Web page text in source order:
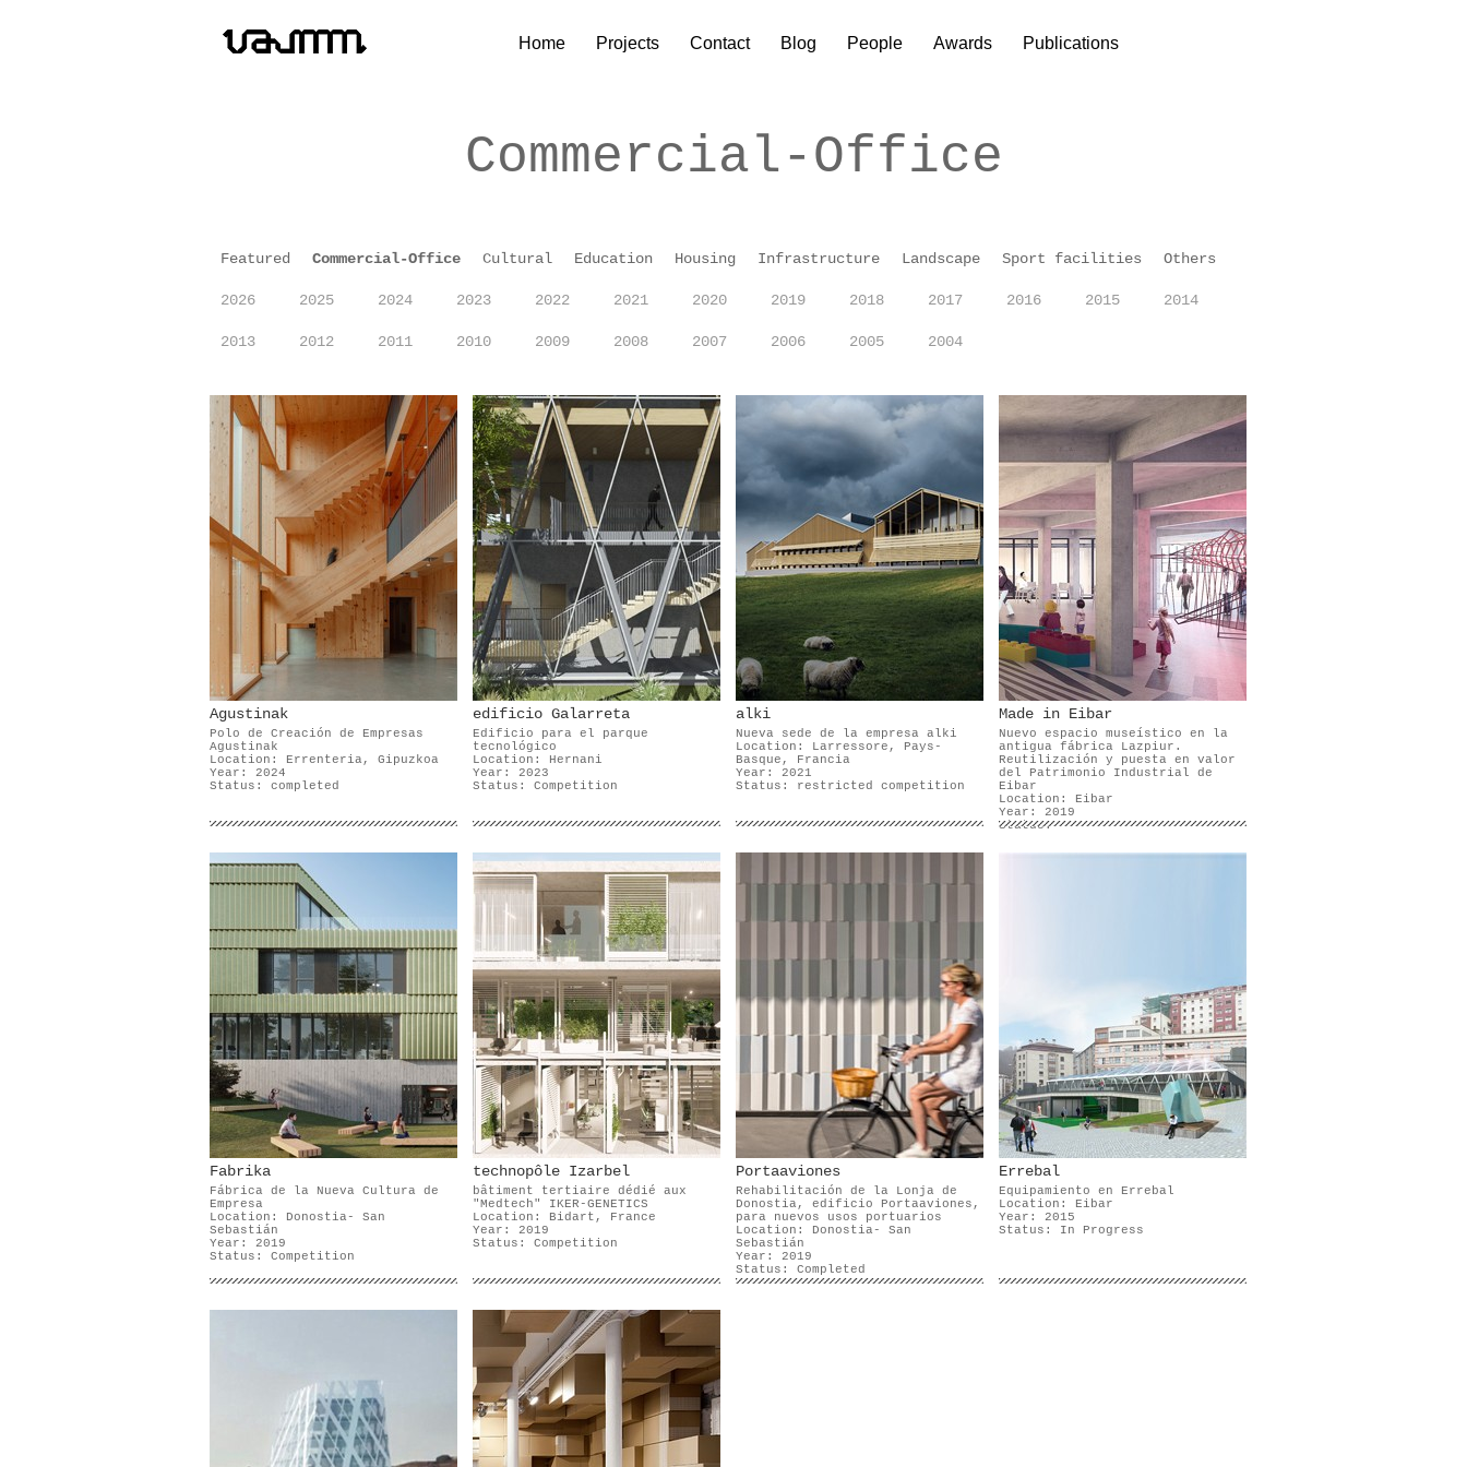
Home Projects Contact Blog People Awards Publications
Commercial-Office
Featured Commercial-Office Cultural Education Housing Infrastructure Landscape Sport facilities Others
2026 2025 2024 2023 2022 2021 2020 2019 2018 2017 2016 2015 2014
2013 2012 2011 2010 2009 2008 2007 2006 2005 2004
Agustinak
Polo de Creación de Empresas
Agustinak
Location: Errenteria, Gipuzkoa
Year: 2024
Status: completed
edificio Galarreta
Edificio para el parque
tecnológico
Location: Hernani
Year: 2023
Status: Competition
alki
Nueva sede de la empresa alki
Location: Larressore, Pays-
Basque, Francia
Year: 2021
Status: restricted competition
Made in Eibar
Nuevo espacio museístico en la
antigua fábrica Lazpiur.
Reutilización y puesta en valor
del Patrimonio Industrial de
Eibar
Location: Eibar
Year: 2019
Status:
Fabrika
Fábrica de la Nueva Cultura de
Empresa
Location: Donostia- San
Sebastián
Year: 2019
Status: Competition
technopôle Izarbel
bâtiment tertiaire dédié aux
"Medtech" IKER-GENETICS
Location: Bidart, France
Year: 2019
Status: Competition
Portaaviones
Rehabilitación de la Lonja de
Donostia, edificio Portaaviones,
para nuevos usos portuarios
Location: Donostia- San
Sebastián
Year: 2019
Status: Completed
Errebal
Equipamiento en Errebal
Location: Eibar
Year: 2015
Status: In Progress